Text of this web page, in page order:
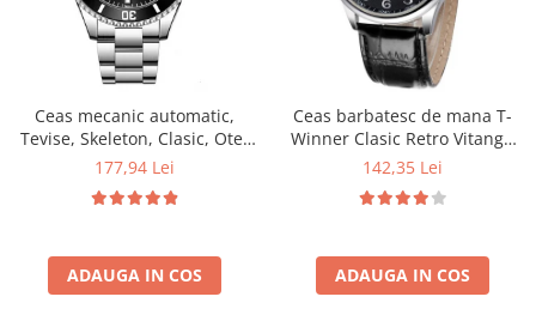
Ceas mecanic automatic,
Tevise, Skeleton, Clasic, Otel
inoxidabil
177,94 Lei
ADAUGA IN COS
Ceas barbatesc de mana T-
Winner Clasic Retro Vitange
Mecanic Automatic Fashion
142,35 Lei
ADAUGA IN COS